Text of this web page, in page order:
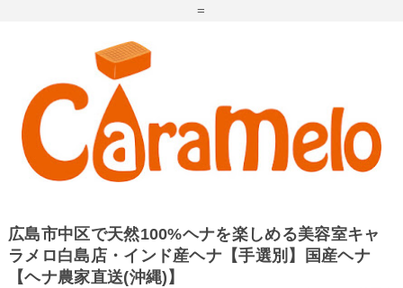
=
広島市中区で天然100%ヘナを楽しめる美容室キャ
ラメロ白島店・インド産ヘナ【手選別】国産ヘナ
【ヘナ農家直送(沖縄)】